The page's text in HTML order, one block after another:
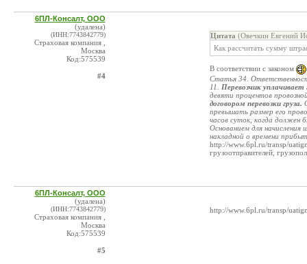
6ПЛ-Консалт, ООО
(удалена)
(ИНН:7743842779)
Страховая компания ,
Москва
Код:575539
#4
Цитата (Овечкин Евгений
Как рассчитать сумму
В соответствии с законом
Статья 34.
11. Перевозчик
девяти процентов
договором перевозки груза.
превышать размер его
часов суток, когда должен
Основанием для
накладной о времени
http://www.6pl.ru/transp/
грузоотправителей,
6ПЛ-Консалт, ООО
(удалена)
(ИНН:7743842779)
Страховая компания ,
Москва
Код:575539
#5
http://www.6pl.ru/transp/